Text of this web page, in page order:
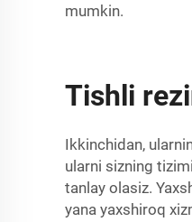
mumkin.
Tishli
Ikkinchidan,
ularni sizning
tanlay olasiz.
yana yaxshiroq